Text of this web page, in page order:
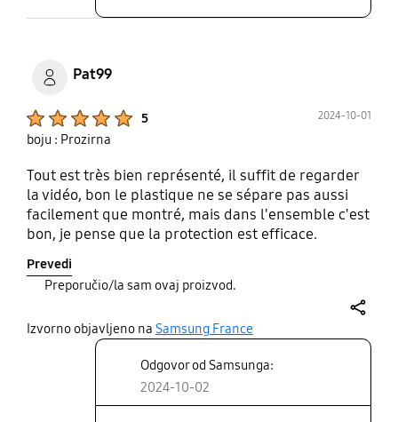
Pat99
5 2024-10-01
boju : Prozirna
Tout est très bien représenté, il suffit de regarder
la vidéo, bon le plastique ne se sépare pas aussi
facilement que montré, mais dans l'ensemble c'est
bon, je pense que la protection est efficace.
Prevedi
Preporučio/la sam ovaj proizvod.
Izvorno objavljeno na Samsung France
Odgovor od Samsunga:
2024-10-02